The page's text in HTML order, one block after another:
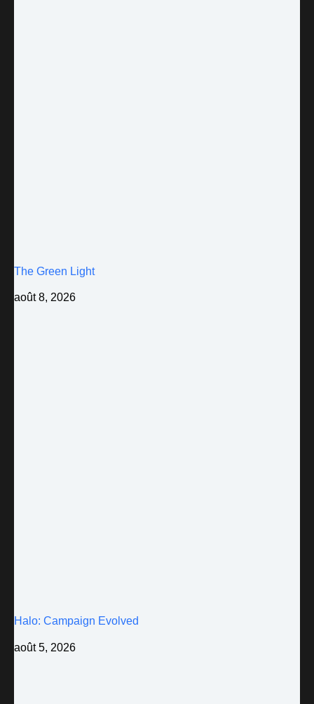
The Green Light
août 8, 2026
Halo: Campaign Evolved
août 5, 2026